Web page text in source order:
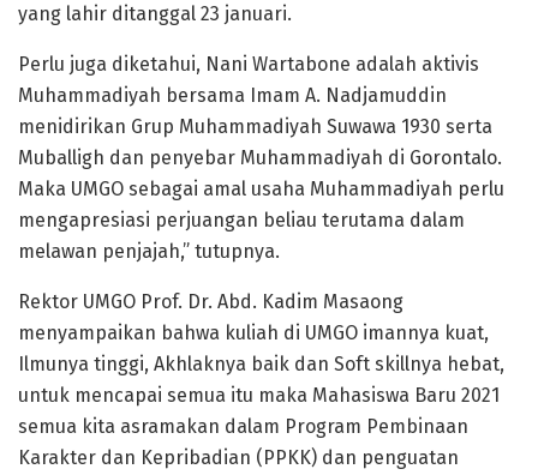
yang lahir ditanggal 23 januari.
Perlu juga diketahui, Nani Wartabone adalah aktivis
Muhammadiyah bersama Imam A. Nadjamuddin
menidirikan Grup Muhammadiyah Suwawa 1930 serta
Muballigh dan penyebar Muhammadiyah di Gorontalo.
Maka UMGO sebagai amal usaha Muhammadiyah perlu
mengapresiasi perjuangan beliau terutama dalam
melawan penjajah,” tutupnya.
Rektor UMGO Prof. Dr. Abd. Kadim Masaong
menyampaikan bahwa kuliah di UMGO imannya kuat,
Ilmunya tinggi, Akhlaknya baik dan Soft skillnya hebat,
untuk mencapai semua itu maka Mahasiswa Baru 2021
semua kita asramakan dalam Program Pembinaan
Karakter dan Kepribadian (PPKK) dan penguatan